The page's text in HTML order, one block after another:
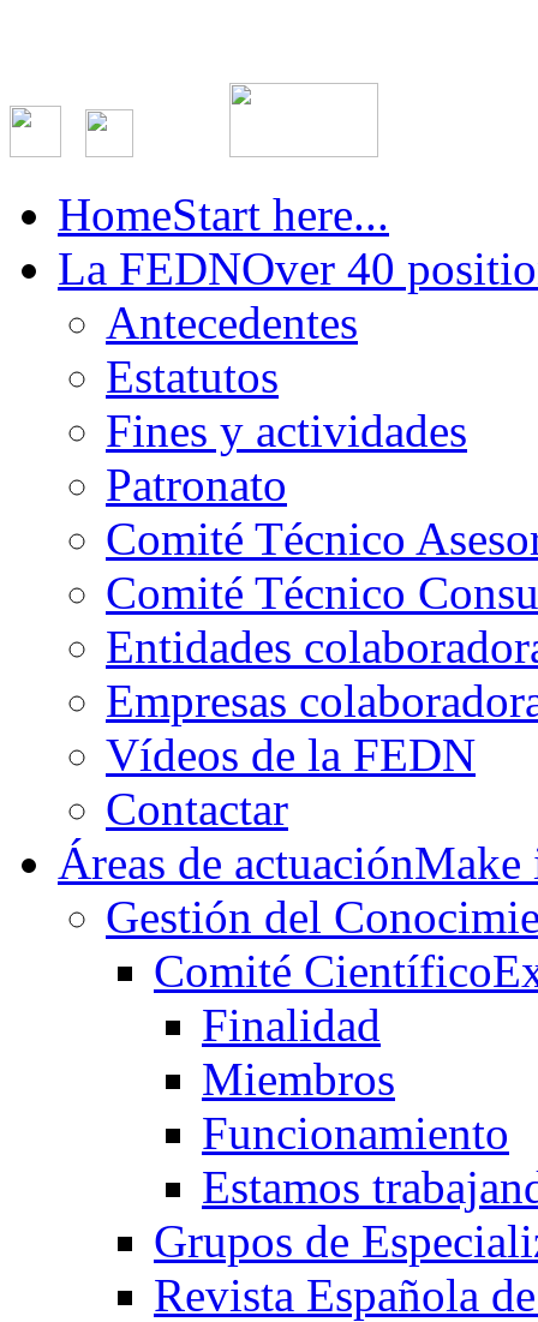
HomeStart here...
La FEDNOver 40
Antecedentes
Estatutos
Fines y actividades
Patronato
Comité Técnico
Comité Técnico
Entidades
Empresas
Vídeos de la FEDN
Contactar
Áreas de actuación
Gestión del
Comité Científico
Finalidad
Miembros
Funcionamiento
Estamos
Grupos de
Revista Española